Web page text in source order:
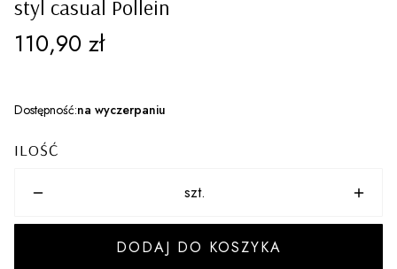
styl casual Pollein
Cena
110,90 zł
Dostępność:na wyczerpaniu
ILOŚĆ
szt.
DODAJ DO KOSZYKA